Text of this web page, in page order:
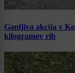
Ganljiva akcija v
kilogramov rib